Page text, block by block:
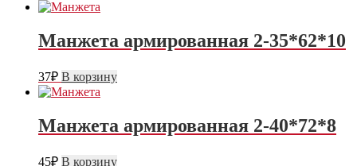
Манжета армированная 2-35*62*10
37₽ В корзину
Манжета армированная 2-40*72*8
45₽ В корзину